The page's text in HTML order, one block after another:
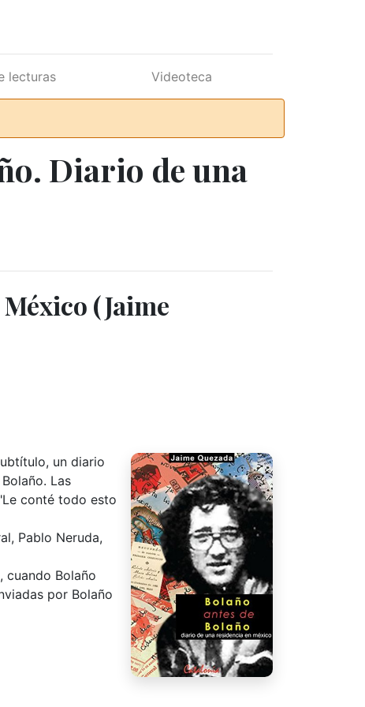
lecturas Videoteca
Diario de una
(Jaime
un diario
Las
conté todo esto
Pablo Neruda,
cuando Bolaño
por Bolaño